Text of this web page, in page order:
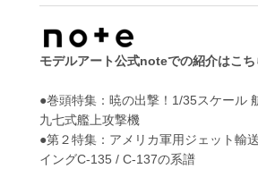
モデルアート公式noteでの紹介はこち
●巻頭特集：暁の出撃！1/35スケール
九七式艦上攻撃機
●第２特集：アメリカ軍用ジェット輸
イングC-135 / C-137の系譜